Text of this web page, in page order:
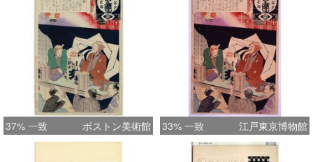
37% 一致 ボストン美術館 33% 一致 江戸東京博物館